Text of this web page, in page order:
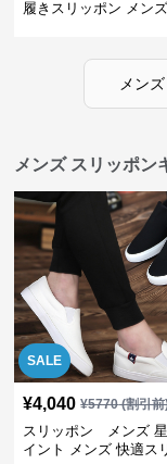
履きスリッポン メンズ
メン
メンズ スリッポン
SALE
¥4,040 ¥5770(割引
スリッポン メンズ
イント メンズ 快適ス